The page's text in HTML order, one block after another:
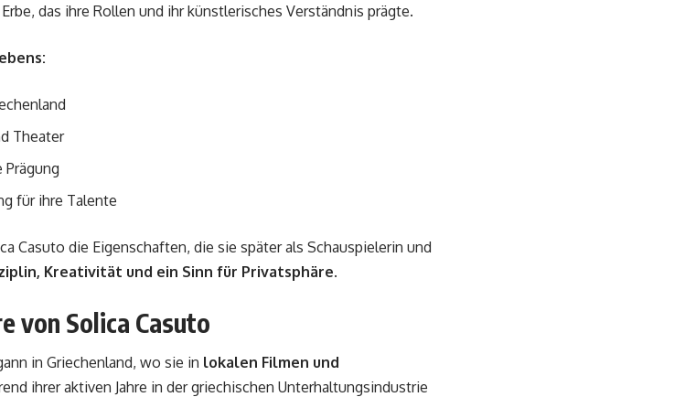
das ihre Rollen und ihr künstlerisches Verständnis prägte.
Theater
für ihre Talente
Casuto die Eigenschaften, die sie später als Schauspielerin und
Kreativität und ein Sinn für Privatsphäre.
von Solica Casuto
in Griechenland, wo sie in lokalen Filmen und
ihrer aktiven Jahre in der griechischen Unterhaltungsindustrie